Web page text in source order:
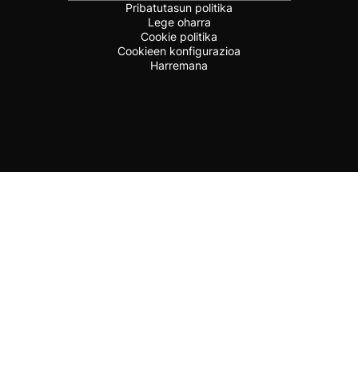
Pribatutasun politika
Lege oharra
Cookie politika
Cookieen konfigurazioa
Harremana